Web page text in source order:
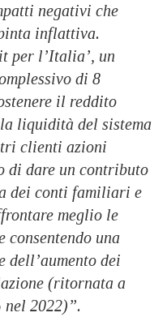
negativi che
inflattiva.
per l’Italia’, un
di 8
il reddito
liquidità del sistema
clienti azioni
di dare un contributo
dei conti familiari e
meglio le
una
dell’aumento dei
(ritornata a
2022)”.